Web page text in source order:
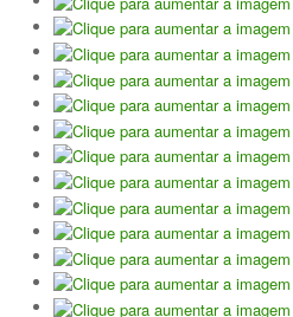
Galeria 2014
Torneio Jovens Esperanças IV
Torneio Super Jovem IV
Torneio Jovens Esperanças V
Open Ano Novo
Torneio ACPA I
Inter-Clubes +45